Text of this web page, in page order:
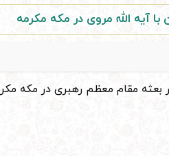
آیه الله مروی در مکه مکرمه
مقام معظم رهبری در مکه